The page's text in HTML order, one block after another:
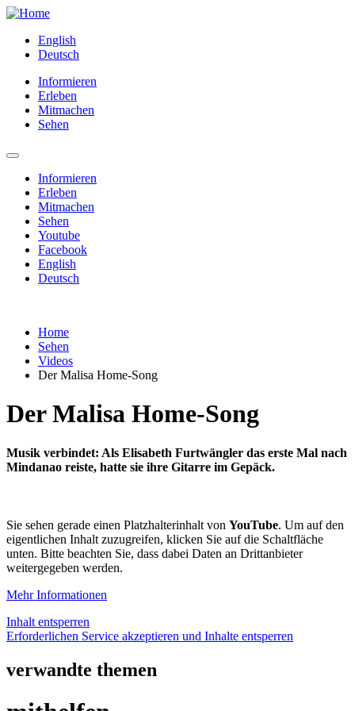
English
Deutsch
Informieren
Erleben
Mitmachen
Sehen
Informieren
Erleben
Mitmachen
Sehen
Youtube
Facebook
English
Deutsch
Home
Sehen
Videos
Der Malisa Home-Song
Der Malisa Home-Song
Musik verbindet: Als Elisabeth Furtwängler das erste Mal nach
Mindanao reiste, hatte sie ihre Gitarre im Gepäck.
Sie sehen gerade einen Platzhalterinhalt von YouTube. Um auf den
eigentlichen Inhalt zuzugreifen, klicken Sie auf die Schaltfläche
unten. Bitte beachten Sie, dass dabei Daten an Drittanbieter
weitergegeben werden.
Mehr Informationen
Inhalt entsperren
Erforderlichen Service akzeptieren und Inhalte entsperren
verwandte themen